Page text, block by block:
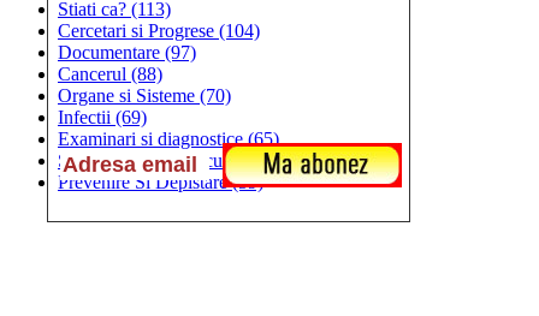
Stiati ca? (113)
Cercetari si Progrese (104)
Documentare (97)
Cancerul (88)
Organe si Sisteme (70)
Infectii (69)
Examinari si diagnostice(65)
Sistemul Cardiovascular(60)
Prevenire Si Depistare(59)